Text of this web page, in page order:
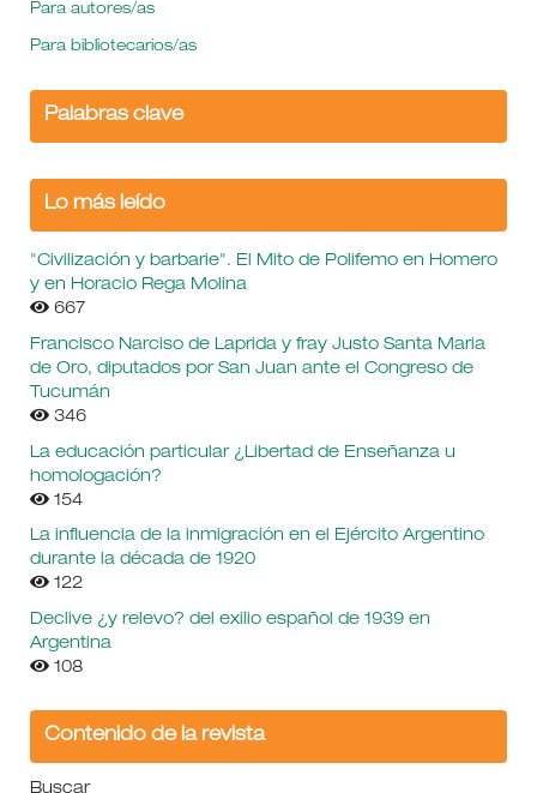
Para autores/as
Para bibliotecarios/as
Palabras clave
Lo más leído
"Civilización y barbarie". El Mito de Polifemo en Homero
y en Horacio Rega Molina
667
Francisco Narciso de Laprida y fray Justo Santa Maria
de Oro, diputados por San Juan ante el Congreso de
Tucumán
346
La educación particular ¿Libertad de Enseñanza u
homologación?
154
La influencia de la inmigración en el Ejército Argentino
durante la década de 1920
122
Declive ¿y relevo? del exilio español de 1939 en
Argentina
108
Contenido de la revista